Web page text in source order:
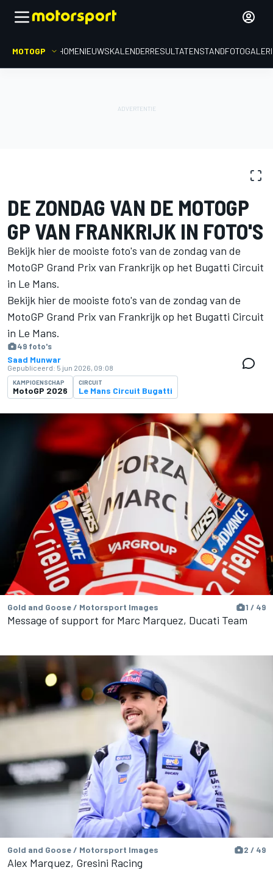
MOTOGP HOMENIEUWSKALENDERRESULTATENSTAND
DE ZONDAG VAN DE MOTOGP
GP VAN FRANKRIJK IN FOTO'S
Bekijk hier de mooiste foto's van de zondag van de
MotoGP Grand Prix van Frankrijk op het Bugatti Circuit
in Le Mans.
Bekijk hier de mooiste foto's van de zondag van de
MotoGP Grand Prix van Frankrijk op het Bugatti Circuit
in Le Mans.
49 foto's
Saad Munwar
Gepubliceerd: 5 jun 2026, 09:08
KAMPIOENSCHAP
MotoGP 2026
CIRCUIT
Le Mans Circuit Bugatti
Gold and Goose / Motorsport Images 1 / 49
Message of support for Marc Marquez, Ducati Team
Gold and Goose / Motorsport Images 2 / 49
Alex Marquez, Gresini Racing